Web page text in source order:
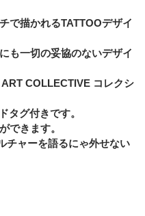
で描かれるTATTOOデザイ
も一切の妥協のないデザイ
COLLECTIVE コレクシ
タグ付きです。
できます。
ャーを語るにゃ外せない